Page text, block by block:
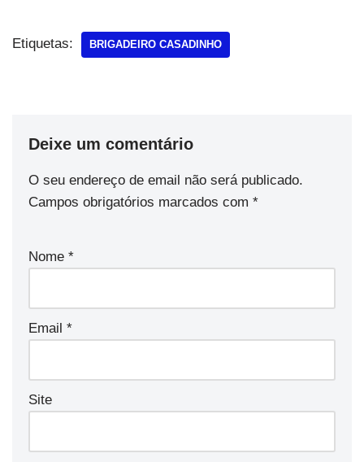
Etiquetas: BRIGADEIRO CASADINHO
Deixe um comentário
O seu endereço de email não será publicado.
Campos obrigatórios marcados com *
Nome *
Email *
Site